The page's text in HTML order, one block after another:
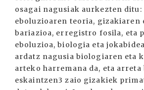
osagai nagusiak aurkezten ditu:
eboluzioaren teoria, gizakiaren
bariazioa, erregistro fosila, eta
eboluzioa, biologia eta
ardatz nagusia biologiaren eta
arteko harremana da, eta arreta
eskaintzen3 zaio gizakiek